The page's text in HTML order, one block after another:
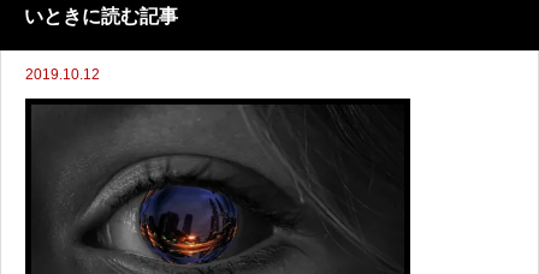
いときに読む記事
2019.10.12